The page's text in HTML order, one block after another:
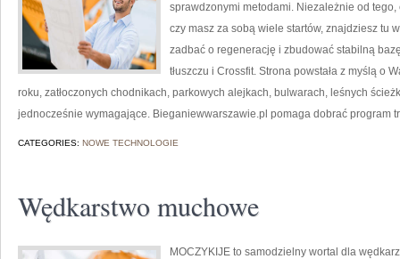
sprawdzonymi metodami. Niezależnie od
czy masz za sobą wiele startów, znajdziesz tu
zadbać o regenerację i zbudować stabilną
tłuszczu i Crossfit. Strona powstała z myślą o
roku, zatłoczonych chodnikach, parkowych alejkach, bulwarach, leśnych
jednocześnie wymagające. Bieganiewwarszawie.pl pomaga dobrać program
CATEGORIES: NOWE TECHNOLOGIE
Wędkarstwo muchowe
MOCZYKIJE to samodzielny wortal dla